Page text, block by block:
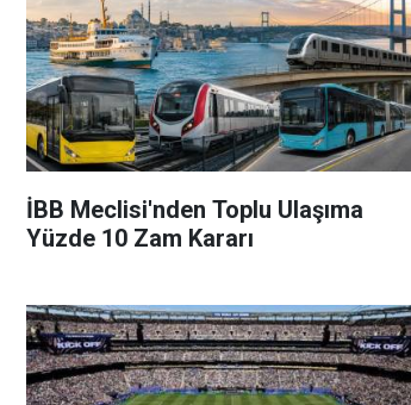
İBB Meclisi'nden Toplu Ulaşıma
Yüzde 10 Zam Kararı